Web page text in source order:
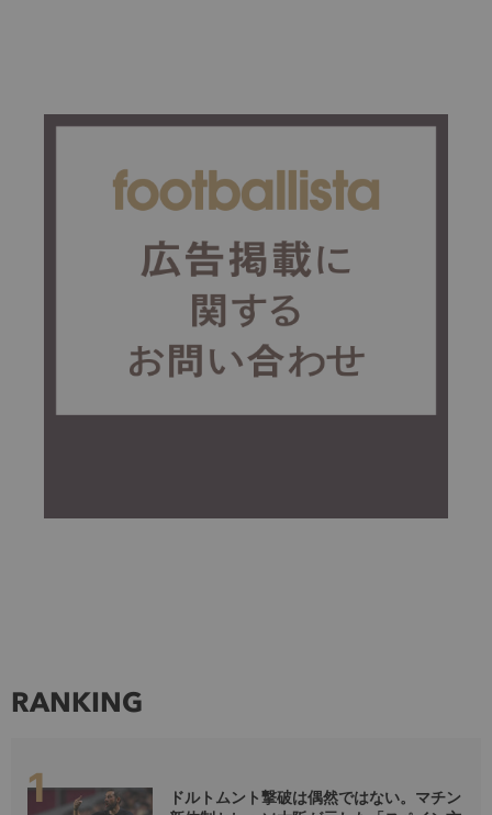
RANKING
ドルトムント撃破は偶然ではない。マチン